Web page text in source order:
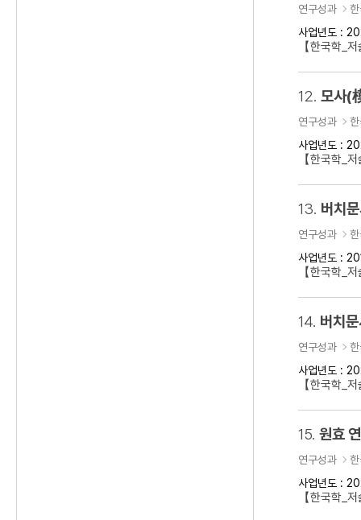
연구성과
사업년도 :
【한국학_
12. 모사(
연구성과
사업년도 :
【한국학_
13. 버치
연구성과
사업년도 :
【한국학_
14. 버치
연구성과
사업년도 :
【한국학_
15. 원효
연구성과
사업년도 :
【한국학_